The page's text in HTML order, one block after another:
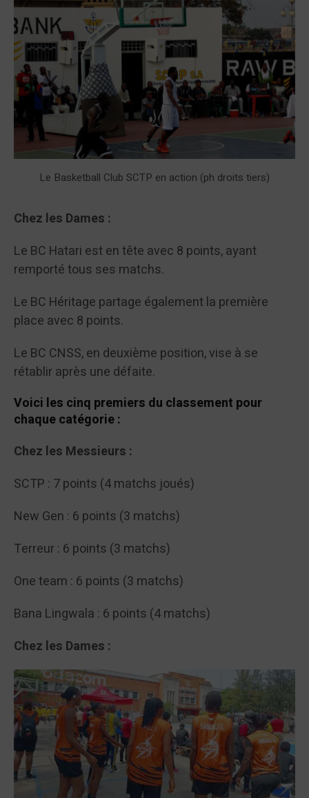
Le Basketball Club SCTP en action (ph droits tiers)
Chez les Dames :
Le BC Hatari est en tête avec 8 points, ayant
remporté tous ses matchs.
Le BC Héritage partage également la première
place avec 8 points.
Le BC CNSS, en deuxième position, vise à se
rétablir après une défaite.
Voici les cinq premiers du classement pour
chaque catégorie :
Chez les Messieurs :
SCTP : 7 points (4 matchs joués)
New Gen : 6 points (3 matchs)
Terreur : 6 points (3 matchs)
One team : 6 points (3 matchs)
Bana Lingwala : 6 points (4 matchs)
Chez les Dames :